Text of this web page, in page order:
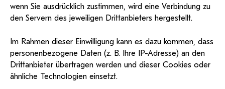
wenn Sie ausdrücklich zustimmen, wird eine Verbindung zu
den Servern des jeweiligen Drittanbieters hergestellt.
Im Rahmen dieser Einwilligung kann es dazu kommen, dass
personenbezogene Daten (z. B. Ihre IP-Adresse) an den
Drittanbieter übertragen werden und dieser Cookies oder
ähnliche Technologien einsetzt.